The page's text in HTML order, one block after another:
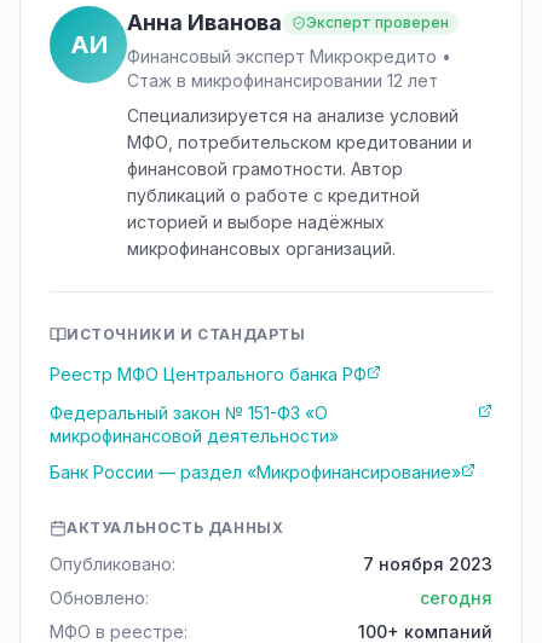
АИ
Анна Иванова Эксперт проверен
Финансовый эксперт Микрокредито •
Стаж в микрофинансировании 12 лет
Специализируется на анализе условий
МФО, потребительском кредитовании и
финансовой грамотности. Автор
публикаций о работе с кредитной
историей и выборе надёжных
микрофинансовых организаций.
ИСТОЧНИКИ И СТАНДАРТЫ
Реестр МФО Центрального банка РФ
Федеральный закон № 151-ФЗ «О
микрофинансовой деятельности»
Банк России — раздел «Микрофинансирование»
АКТУАЛЬНОСТЬ ДАННЫХ
Опубликовано:
7 ноября 2023
Обновлено:
сегодня
МФО в реестре:
100+ компаний